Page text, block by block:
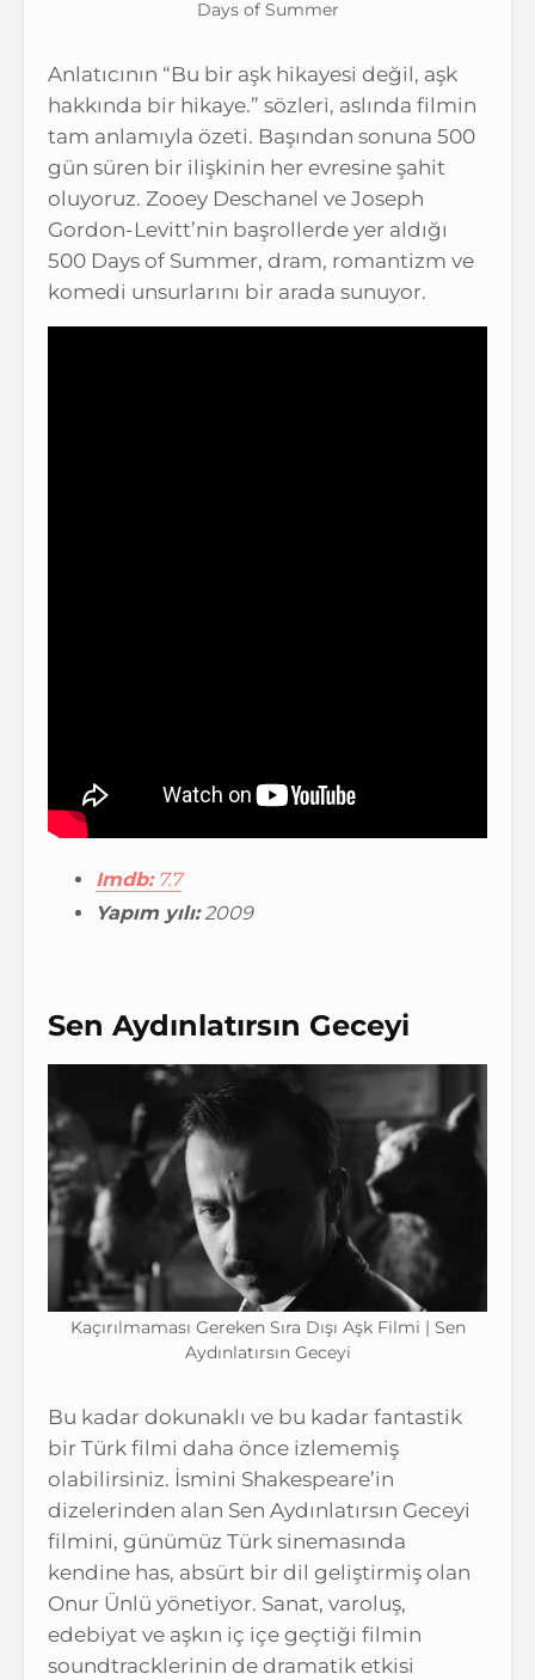
Days of Summer
Anlatıcının “Bu bir aşk hikayesi değil, aşk
hakkında bir hikaye.” sözleri, aslında filmin
tam anlamıyla özeti. Başından sonuna 500
gün süren bir ilişkinin her evresine şahit
oluyoruz. Zooey Deschanel ve Joseph
Gordon-Levitt’nin başrollerde yer aldığı
500 Days of Summer, dram, romantizm ve
komedi unsurlarını bir arada sunuyor.
Imdb:7.7
Yapım yılı:2009
Sen Aydınlatırsın Geceyi
Kaçırılmaması Gereken Sıra Dışı Aşk Filmi | Sen
Aydınlatırsın Geceyi
Bu kadar dokunaklı ve bu kadar fantastik
bir Türk filmi daha önce izlememiş
olabilirsiniz. İsmini Shakespeare’in
dizelerinden alan Sen Aydınlatırsın Geceyi
filmini, günümüz Türk sinemasında
kendine has, absürt bir dil geliştirmiş olan
Onur Ünlü yönetiyor. Sanat, varoluş,
edebiyat ve aşkın iç içe geçtiği filmin
soundtracklerinin de dramatik etkisi